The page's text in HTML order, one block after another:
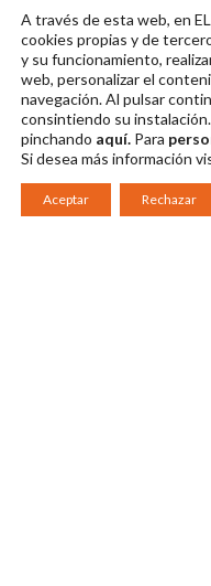
/ Festival de
Mérida
Descargar en alta
/
A través de esta web, en
cookies propias y de
y su funcionamiento,
web, personalizar el
navegación. Al pulsar
consintiendo su
pinchando aquí. Para
Si desea más información
Aceptar Rechazar